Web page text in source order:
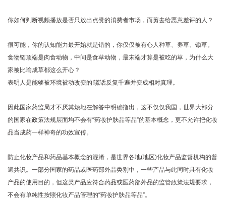
你如何判断视频播放是否只放出点赞的消费者市场，而剪去给恶意差评的人？
很可能，你的认知能力最开始就是错的，你仅仅被有心人种草、养草、锄草。
食物链顶端是肉食动物，中间是食草动物，最末端才算是被吃的草，为什么大
家被比喻成草都这么开心？
表明人是能够被环境被动改变的!谎话反复千遍并变成相对真理。
因此国家药监局才不厌其烦地在解答中明确指出，这不仅仅我国，世界大部分
的国家在政策法规层面均不会有“药妆护肤品等品”的基本概念，更不允许把化妆
品当成药一样神奇的功效宣传。
防止化妆产品和药品基本概念的混淆，是世界各地(地区)化妆产品监督机构的普
遍共识。一部分国家的药品或医药部外品类别中，一些产品与此同时具有化妆
产品的使用目的，但这类产品应符合药品或医药部外品的监管政策法规要求，
不会有单纯性按照化妆产品管理的“药妆护肤品等品”。